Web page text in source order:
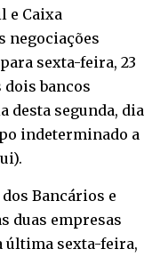
e Caixa
negociações
sexta-feira, 23
dois bancos
desta segunda, dia
indeterminado a
).
Bancários e
duas empresas
última sexta-feira,